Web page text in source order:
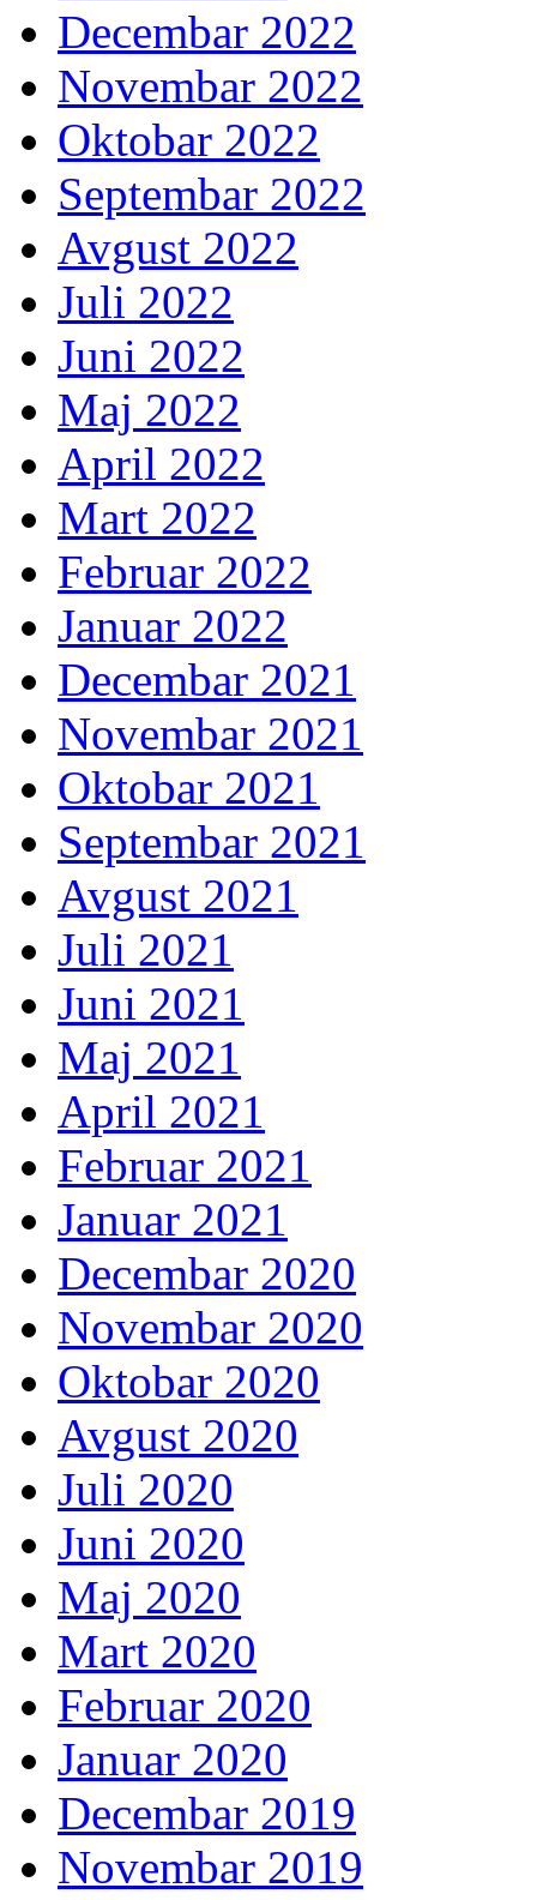
Decembar 2022
Novembar 2022
Oktobar 2022
Septembar 2022
Avgust 2022
Juli 2022
Juni 2022
Maj 2022
April 2022
Mart 2022
Februar 2022
Januar 2022
Decembar 2021
Novembar 2021
Oktobar 2021
Septembar 2021
Avgust 2021
Juli 2021
Juni 2021
Maj 2021
April 2021
Februar 2021
Januar 2021
Decembar 2020
Novembar 2020
Oktobar 2020
Avgust 2020
Juli 2020
Juni 2020
Maj 2020
Mart 2020
Februar 2020
Januar 2020
Decembar 2019
Novembar 2019